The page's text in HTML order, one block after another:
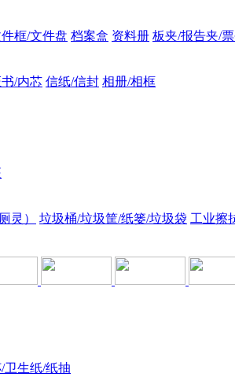
框/文件盘 档案盒 资料册 板夹/报告夹/
/内芯 信纸/信封 相册/相框
灵）
垃圾桶/垃圾筐/纸篓/垃圾袋 工业擦
卫生纸/纸抽